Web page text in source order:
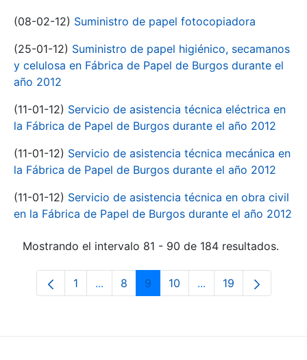
(08-02-12) Suministro de papel fotocopiadora
(25-01-12) Suministro de papel higiénico, secamanos
y celulosa en Fábrica de Papel de Burgos durante el
año 2012
(11-01-12) Servicio de asistencia técnica eléctrica en
la Fábrica de Papel de Burgos durante el año 2012
(11-01-12) Servicio de asistencia técnica mecánica en
la Fábrica de Papel de Burgos durante el año 2012
(11-01-12) Servicio de asistencia técnica en obra civil
en la Fábrica de Papel de Burgos durante el año 2012
Mostrando el intervalo 81 - 90 de 184 resultados.
Página
1 ...Páginas intermedias Use TAB para
Página
8 Página
9 Página
10 ...PáginasPágina
19